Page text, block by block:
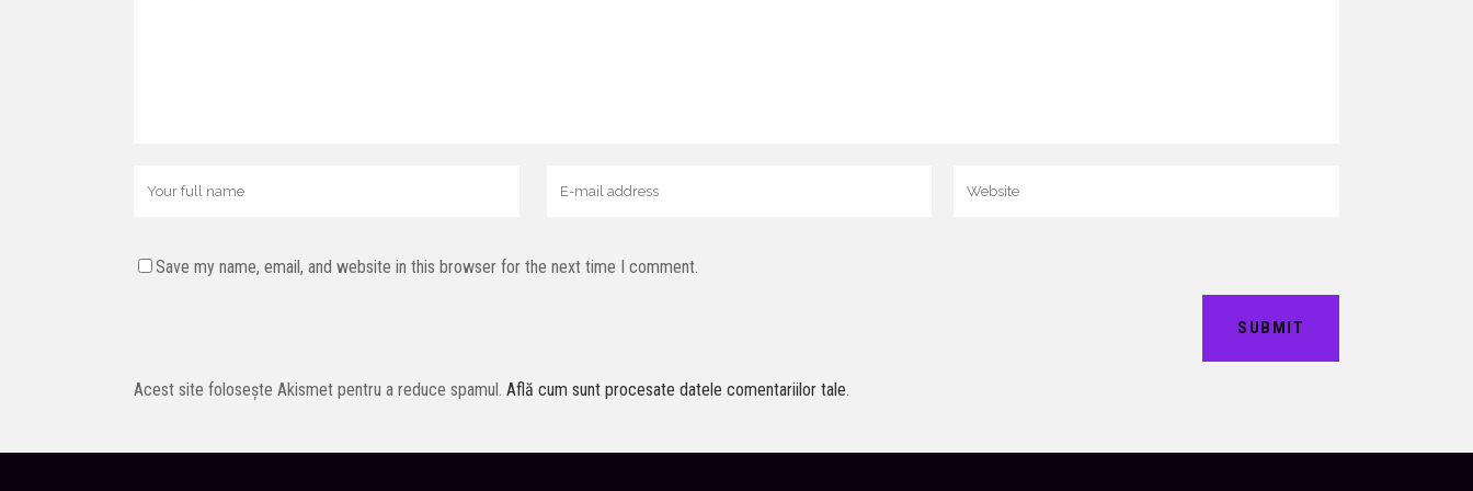
Save my name, email, and website in this browser for the next time I comment.
Acest site folosește Akismet pentru a reduce spamul. Află cum sunt procesate datele comentariilor tale.